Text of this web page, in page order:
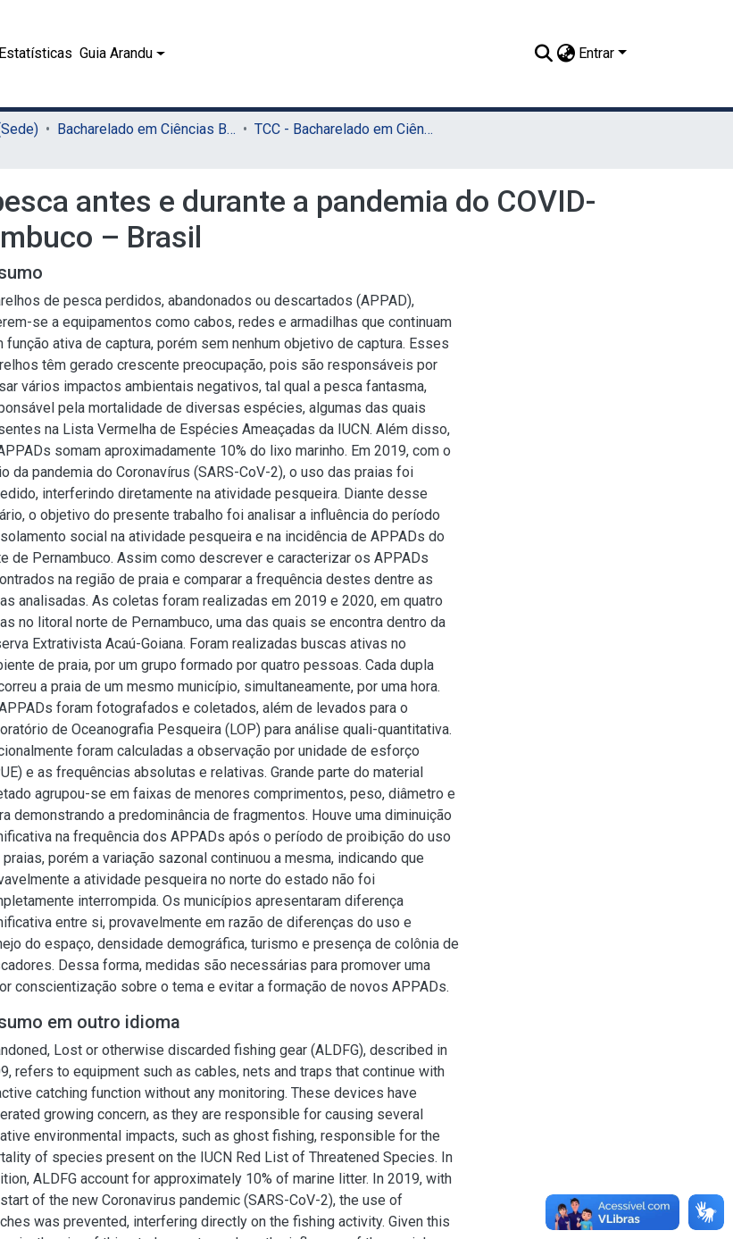
Estatísticas Guia Arandu Entrar
Bacharelado em Ciências Biológicas (Sede)
TCC - Bacharelado em Ciências Biológicas (Sede)
antes e durante a pandemia do COVID-
– Brasil
de pesca perdidos, abandonados ou descartados (APPAD),
se a equipamentos como cabos, redes e armadilhas que continuam
função ativa de captura, porém sem nenhum objetivo de captura. Esses
têm gerado crescente preocupação, pois são responsáveis por
vários impactos ambientais negativos, tal qual a pesca fantasma,
pela mortalidade de diversas espécies, algumas das quais
na Lista Vermelha de Espécies Ameaçadas da IUCN. Além disso,
somam aproximadamente 10% do lixo marinho. Em 2019, com o
da pandemia do Coronavírus (SARS-CoV-2), o uso das praias foi
interferindo diretamente na atividade pesqueira. Diante desse
o objetivo do presente trabalho foi analisar a influência do período
social na atividade pesqueira e na incidência de APPADs do
de Pernambuco. Assim como descrever e caracterizar os APPADs
na região de praia e comparar a frequência destes dentre as
analisadas. As coletas foram realizadas em 2019 e 2020, em quatro
no litoral norte de Pernambuco, uma das quais se encontra dentro da
Extrativista Acaú-Goiana. Foram realizadas buscas ativas no
de praia, por um grupo formado por quatro pessoas. Cada dupla
a praia de um mesmo município, simultaneamente, por uma hora.
foram fotografados e coletados, além de levados para o
de Oceanografia Pesqueira (LOP) para análise quali-quantitativa.
foram calculadas a observação por unidade de esforço
e as frequências absolutas e relativas. Grande parte do material
agrupou-se em faixas de menores comprimentos, peso, diâmetro e
demonstrando a predominância de fragmentos. Houve uma diminuição
na frequência dos APPADs após o período de proibição do uso
porém a variação sazonal continuou a mesma, indicando que
a atividade pesqueira no norte do estado não foi
interrompida. Os municípios apresentaram diferença
entre si, provavelmente em razão de diferenças do uso e
do espaço, densidade demográfica, turismo e presença de colônia de
Dessa forma, medidas são necessárias para promover uma
conscientização sobre o tema e evitar a formação de novos APPADs.
em outro idioma
Lost or otherwise discarded fishing gear (ALDFG), described in
refers to equipment such as cables, nets and traps that continue with
catching function without any monitoring. These devices have
growing concern, as they are responsible for causing several
environmental impacts, such as ghost fishing, responsible for the
of species present on the IUCN Red List of Threatened Species. In
ALDFG account for approximately 10% of marine litter. In 2019, with
of the new Coronavirus pandemic (SARS-CoV-2), the use of
was prevented, interfering directly on the fishing activity. Given this